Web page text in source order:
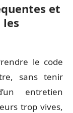
et
les
le code
sans tenir
entretien
trop vives,